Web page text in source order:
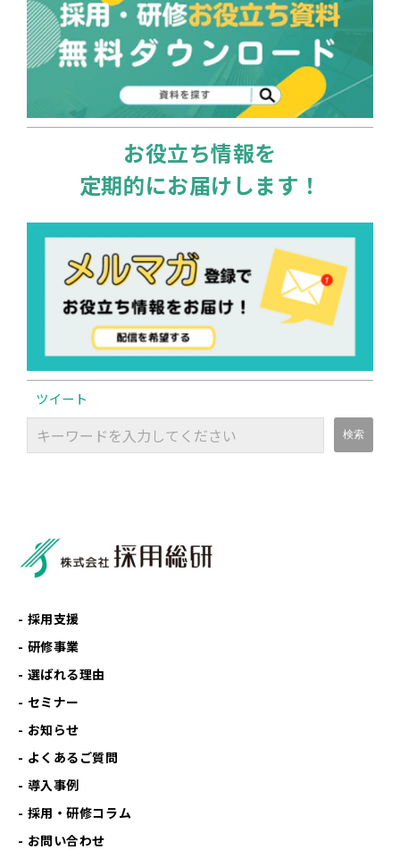
お役立ち情報を
定期的にお届けします！
ツイート
採用支援
研修事業
選ばれる理由
セミナー
お知らせ
よくあるご質問
導入事例
採用・研修コラム
お問い合わせ